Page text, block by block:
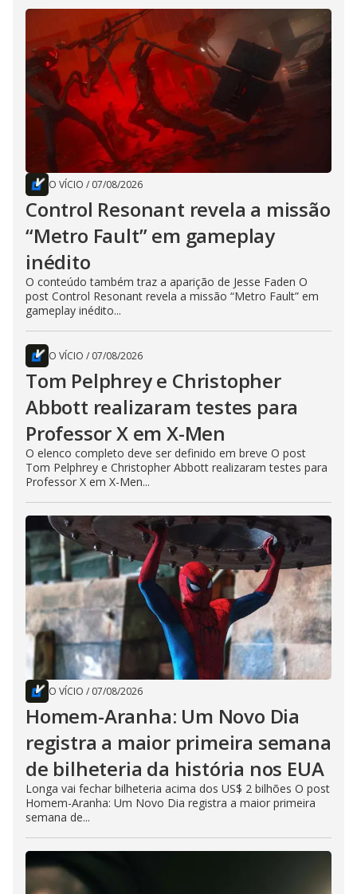
O VÍCIO / 07/08/2026
Control Resonant revela a missão
“Metro Fault” em gameplay
inédito
O conteúdo também traz a aparição de Jesse Faden O
post Control Resonant revela a missão “Metro Fault” em
gameplay inédito...
O VÍCIO / 07/08/2026
Tom Pelphrey e Christopher
Abbott realizaram testes para
Professor X em X-Men
O elenco completo deve ser definido em breve O post
Tom Pelphrey e Christopher Abbott realizaram testes para
Professor X em X-Men...
O VÍCIO / 07/08/2026
Homem-Aranha: Um Novo Dia
registra a maior primeira semana
de bilheteria da história nos EUA
Longa vai fechar bilheteria acima dos US$ 2 bilhões O post
Homem-Aranha: Um Novo Dia registra a maior primeira
semana de...